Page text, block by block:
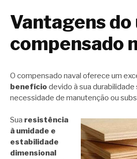
Vantagens do
compensado
O compensado naval oferece um
benefício devido à sua durabilidade
necessidade de manutenção ou
Sua resistência
à umidade e
estabilidade
dimensional